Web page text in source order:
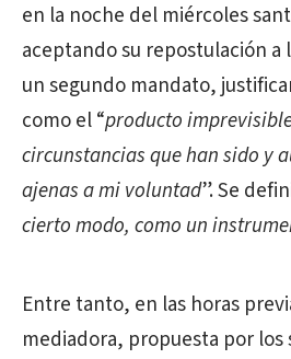
en la noche del miércoles
aceptando su repostulación a
un segundo mandato,
como el “producto
circunstancias que han sido y
ajenas a mi voluntad”. Se
cierto modo, como un
Entre tanto, en las horas
mediadora, propuesta por los